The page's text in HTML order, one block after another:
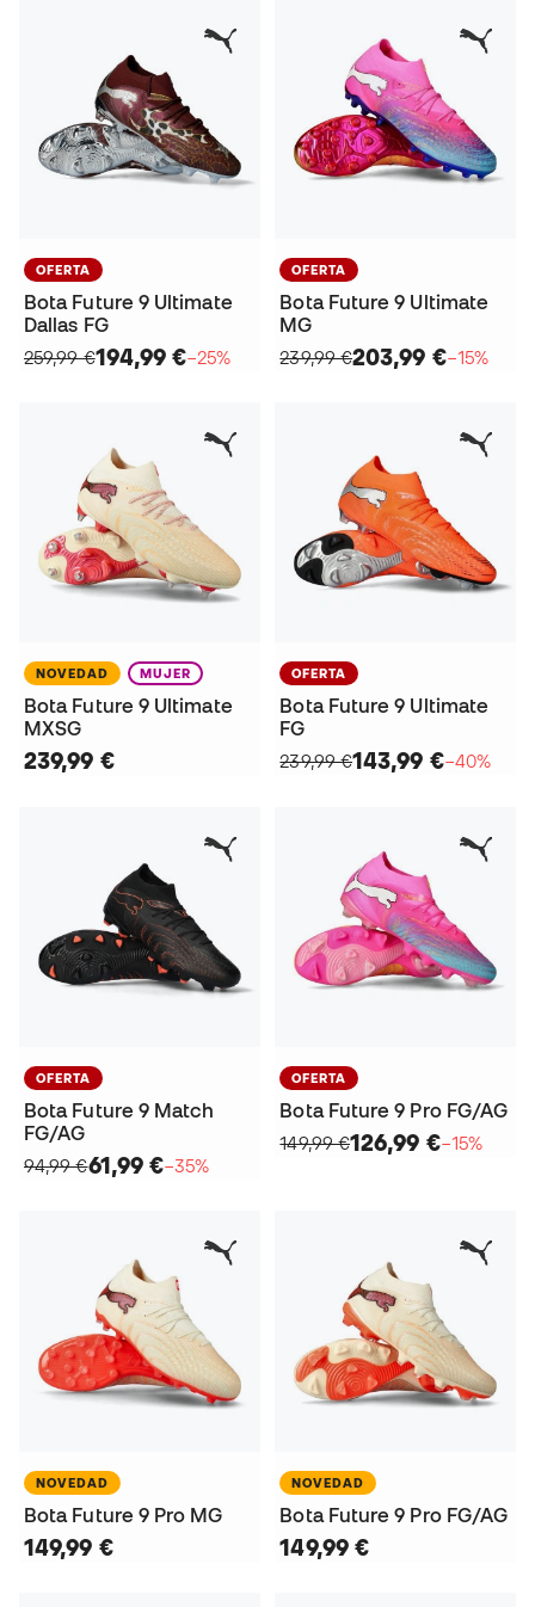
OFERTA
Bota Future 9 Ultimate
Dallas FG
259,99 €194,99 €−25%
OFERTA
Bota Future 9 Ultimate
MG
239,99 €203,99 €−15%
NOVEDAD MUJER
Bota Future 9 Ultimate
MXSG
239,99 €
OFERTA
Bota Future 9 Ultimate
FG
239,99 €143,99 €−40%
OFERTA
Bota Future 9 Match
FG/AG
94,99 €61,99 €−35%
OFERTA
Bota Future 9 Pro FG/AG
149,99 €126,99 €−15%
NOVEDAD
Bota Future 9 Pro MG
149,99 €
NOVEDAD
Bota Future 9 Pro FG/AG
149,99 €